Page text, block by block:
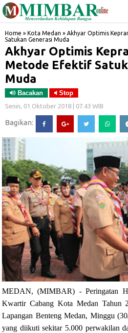
Home » Kota Medan » Akhyar Optimis
Satukan Generasi Muda
Akhyar Optimis
Metode Efektif
Muda
Bacakan Stop
Senin, 01 Oktober 2018 | 07.43 WIB
Bagikan:
MEDAN, (MIMBAR) - Peringatan
Kwartir Cabang Kota Medan Tahun
Lapangan Benteng Medan, Minggu
yang diikuti sekitar 5.000 perwakilan